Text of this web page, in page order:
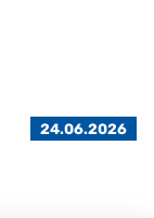
24.06.2026